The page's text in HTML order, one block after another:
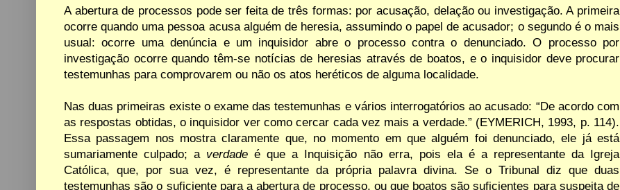
A abertura de processos pode ser feita de três formas: por acusação, delaçãoou investigação. A primeira
ocorre quando uma pessoa acusa alguém de heresia, assumindo o papel de acusador; o segundo é o mais
usual: ocorre uma denúncia e um inquisidor abre o processo contra o denunciado. O processo por
investigação ocorre quando têm-se notícias de heresias através de boatos, e o inquisidor deve procurar
testemunhas para comprovarem ou não os atos heréticos de alguma localidade.
Nas duas primeiras existe o exame das testemunhas e vários interrogatóriosao acusado: “De acordo com
as respostas obtidas, o inquisidor ver como cercar cada vez mais a verdade.” (EYMERICH, 1993, p. 114).
Essa passagem nos mostra claramente que, no momento em que alguém foi denunciado, ele já está
sumariamente culpado; a verdade é que a Inquisição não erra, pois ela é a representante da Igreja
Católica, que,
por sua vez, é representante da própria palavra divina. Se o Tribunal diz que duas
testemunhas são o suficiente para a abertura de processo, ou que boatos são suficientes para suspeita de